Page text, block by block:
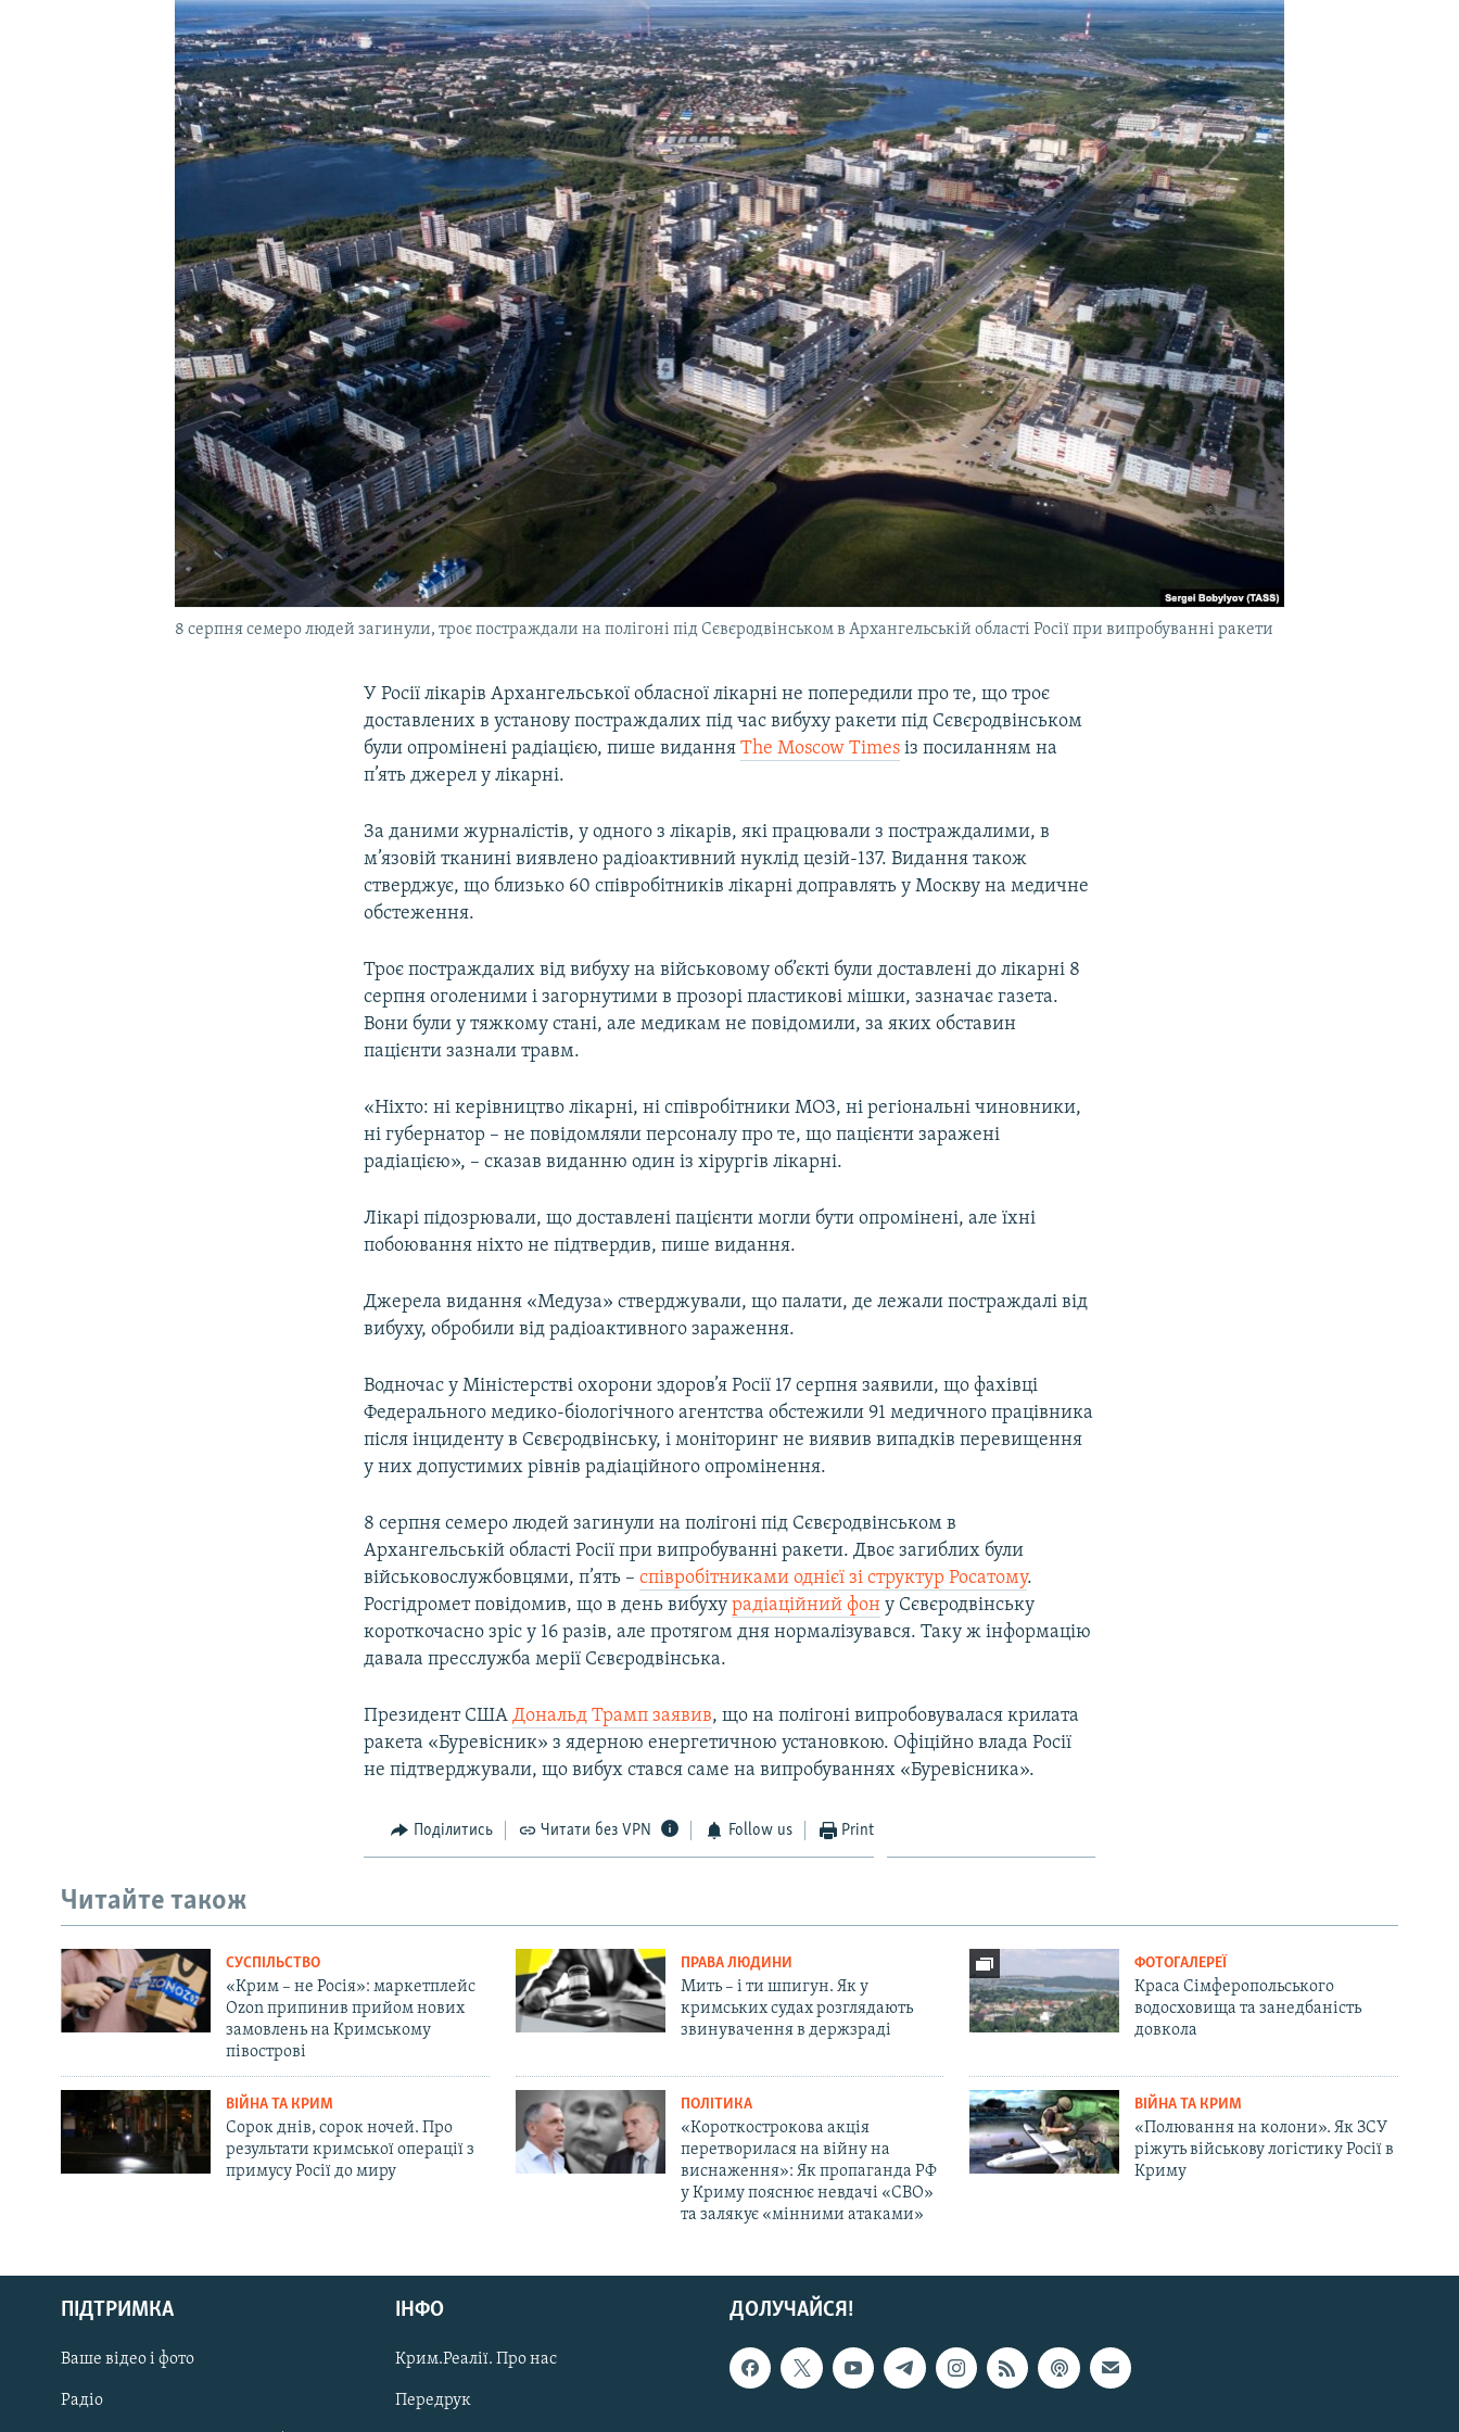
УКРАЇНСЬКА ПРОБЛЕМА КРИМУ
Русский
Qırımtatar
ДОЛУЧАЙСЯ!
8 серпня семеро людей загинули, троє постраждали на полігоні під Сєвєродвінськом в Архангельській області Росії при випробуванні ракети
У Росії лікарів Архангельської обласної лікарні не попередили про те, що троє
доставлених в установу постраждалих під час вибуху ракети під Сєвєродвінськом
були опромінені радіацією, пише виданняThe Moscow Times із посиланням на
п’ять джерел у лікарні.
За даними журналістів, у одного з лікарів, які працювали з постраждалими, в
м’язовій тканині виявлено радіоактивний нуклід цезій-137. Видання також
стверджує, що близько 60 співробітників лікарні доправлять у Москву на медичне
обстеження.
Троє постраждалих від вибуху на військовому об’єкті були доставлені до лікарні 8
серпня оголеними і загорнутими в прозорі пластикові мішки, зазначає газета.
Вони були у тяжкому стані, але медикам не повідомили, за яких обставин
пацієнти зазнали травм.
«Ніхто: ні керівництво лікарні, ні співробітники МОЗ, ні регіональні чиновники,
ні губернатор – не повідомляли персоналу про те, що пацієнти заражені
радіацією», – сказав виданню один із хірургів лікарні.
Лікарі підозрювали, що доставлені пацієнти могли бути опромінені, але їхні
побоювання ніхто не підтвердив, пише видання.
Джерела видання «Медуза» стверджували, що палати, де лежали постраждалі від
вибуху, обробили від радіоактивного зараження.
Водночас у Міністерстві охорони здоров’я Росії 17 серпня заявили, що фахівці
Федерального медико-біологічного агентства обстежили 91 медичного працівника
після інциденту в Сєвєродвінську, і моніторинг не виявив випадків перевищення
у них допустимих рівнів радіаційного опромінення.
8 серпня семеро людей загинули на полігоні під Сєвєродвінськом в
Архангельській області Росії при випробуванні ракети. Двоє загиблих були
військовослужбовцями, п’ять –співробітниками однієї зі структур Росатому.
Росгідромет повідомив, що в день вибухурадіаційний фон у Сєвєродвінську
короткочасно зріс у 16 разів, але протягом дня нормалізувався. Таку ж інформацію
давала пресслужба мерії Сєвєродвінська.
Президент СШАДональд Трамп заявив, що на полігоні випробовувалася крилата
ракета «Буревісник» з ядерною енергетичною установкою. Офіційно влада Росії
не підтверджували, що вибух стався саме на випробуваннях «Буревісника».
Поділитись Читати без VPN Follow us Print
Читайте також
СУСПІЛЬСТВО
«Крим – не Росія»: маркетплейс
Ozon припинив прийом нових
замовлень на Кримському
півострові
ПРАВА ЛЮДИНИ
Мить – і ти шпигун. Як у
кримських судах розглядають
звинувачення в держзраді
ФОТОГАЛЕРЕЇ
Краса Сімферопольського
водосховища та занедбаність
довкола
ВІЙНА ТА КРИМ
Сорок днів, сорок ночей. Про
результати кримської операції з
примусу Росії до миру
ПОЛІТИКА
«Короткострокова акція
перетворилася на війну на
виснаження»: Як пропаганда РФ
у Криму пояснює невдачі «СВО»
та залякує «мінними атаками»
ВІЙНА ТА КРИМ
«Полювання на колони». Як ЗСУ
ріжуть військову логістику Росії в
Криму
ДОЛУЧАЙСЯ!
ПІДТРИМКА
Ваше відео і фото
Радіо
ІНФО
Крим.Реалії. Про нас
Передрук